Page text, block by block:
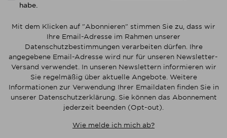
habe.
Mit dem Klicken auf "Abonnieren" stimmen Sie zu, dass wir
Ihre Email-Adresse im Rahmen unserer
Datenschutzbestimmungen verarbeiten dürfen. Ihre
angegebene Email-Adresse wird nur für unseren Newsletter-
Versand verwendet. In unseren Newslettern informieren wir
Sie regelmäßig über aktuelle Angebote. Weitere
Informationen zur Verwendung Ihrer Emaildaten finden Sie in
unserer Datenschutzerklärung. Sie können das Abonnement
jederzeit beenden (Opt-out).
Wie melde ich mich ab?